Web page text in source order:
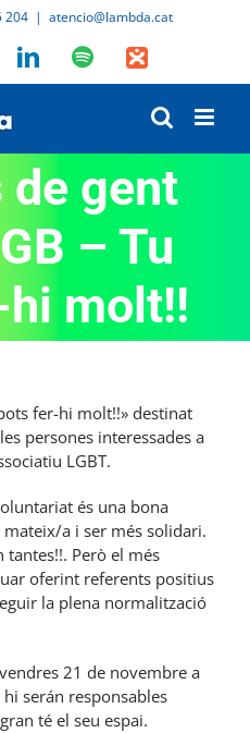
204 | atencio@lambda.cat
LinkedInSpotifyIVoox
de gent
– Tu
molt!!
fer-hi molt!!» destinat
persones interessades a
LGBT.
és una bona
a i ser més solidari.
tantes!!. Però el més
oferint referents positius
la plena normalització
21 de novembre a
serán responsables
té el seu espai.